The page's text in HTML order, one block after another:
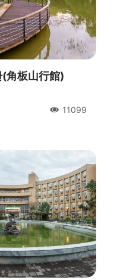
角板山行館)
人氣11099